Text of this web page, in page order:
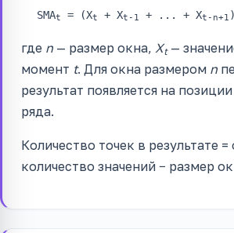
SMAt = (Xt + Xt-1 + ... + Xt-n+1
где n — размер окна, Xt—
момент t. Для окна размером n
результат появляется на позиции
ряда.
Количество точек в результате
количество значений − размер